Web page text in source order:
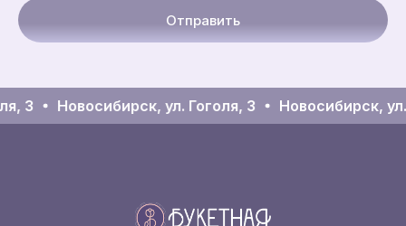
Отправить
3 Новосибирск, ул. Гоголя, 3 Новосибирск, ул.